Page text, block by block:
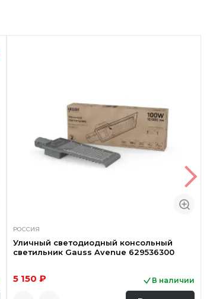
РОССИЯ
Уличный светодиодный консольный
светильник Gauss Avenue 629536300
5 150 ₽ В наличии